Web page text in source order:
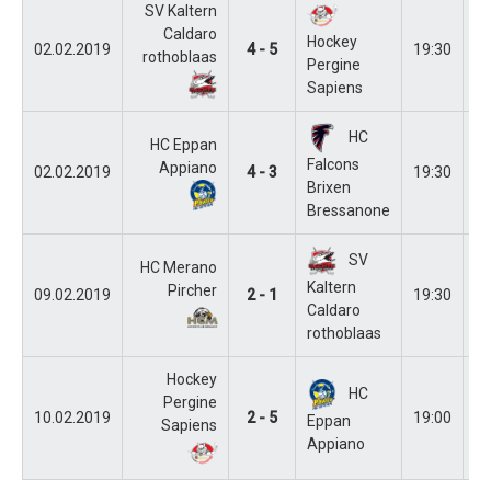
02.02.2019
SV Kaltern
Caldaro
rothoblaas
4 - 5
Hockey
Pergine
Sapiens
19:30
02.02.2019
HC Eppan
Appiano
4 - 3
HC
Falcons
Brixen
Bressanone
19:30
09.02.2019
HC Merano
Pircher
2 - 1
SV
Kaltern
Caldaro
rothoblaas
19:30
10.02.2019
Hockey
Pergine
Sapiens
2 - 5
HC
Eppan
Appiano
19:00